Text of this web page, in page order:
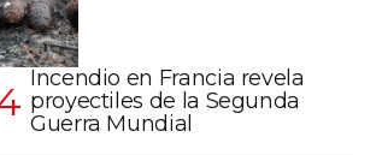
Incendio en Francia revela
proyectiles de la Segunda
Guerra Mundial